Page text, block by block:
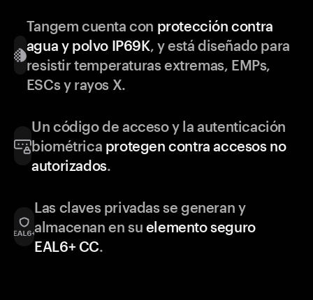
Tangem cuenta con protección contra
agua y polvo IP69K, y está diseñado para
resistir temperaturas extremas, EMPs,
ESCs y rayos X.
Un código de acceso y la autenticación
biométrica protegen contra accesos no
autorizados.
Las claves privadas se generan y
almacenan en su elemento seguro
EAL6+ CC.